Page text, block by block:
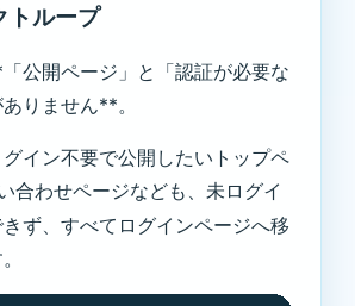
トループ
公開ページ」と「認証が必要な
りません**。
イン不要で公開したいトップペ
合わせページなども、未ログイ
ず、すべてログインページへ移